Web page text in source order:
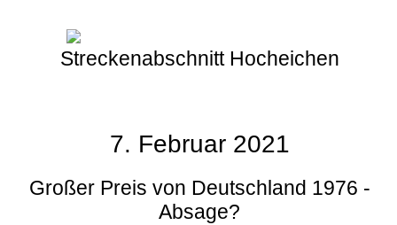
Streckenabschnitt Hocheichen
7. Februar 2021
Großer Preis von Deutschland 1976 -
Absage?